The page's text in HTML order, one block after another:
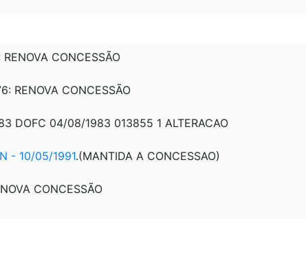
CONCESSÃO
RENOVA CONCESSÃO
DOFC 04/08/1983 013855 1 ALTERACAO
- 10/05/1991.(MANTIDA A CONCESSAO)
CONCESSÃO